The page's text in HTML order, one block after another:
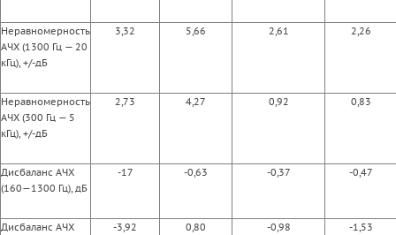
Неравномерность
АЧХ (1300 Гц — 20
кГц), +/-дБ
3,32 5,66 2,61 2,26
Неравномерность
АЧХ (300 Гц — 5
кГц), +/-дБ
2,73 4,27 0,92 0,83
Дисбаланс АЧХ
(160—1300 Гц), дБ
-17 -0,63 -0,37 -0,47
Дисбаланс АЧХ
-3,92 0,80 -0,98 -1,53